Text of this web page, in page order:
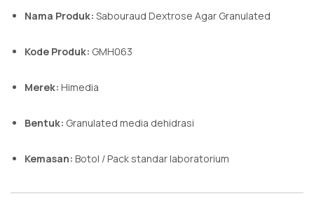
Nama Produk: Sabouraud Dextrose Agar Granulated
Kode Produk: GMH063
Merek: Himedia
Bentuk: Granulated media dehidrasi
Kemasan: Botol / Pack standar laboratorium